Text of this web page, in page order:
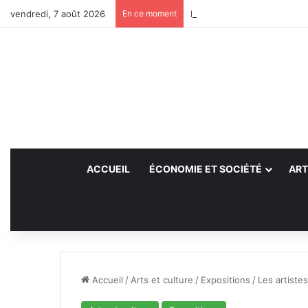
vendredi, 7 août 2026 En ce moment Des projets futurs pour les
ACCUEIL ÉCONOMIE ET SOCIÉTÉ
Accueil / Arts et culture / Expositions / Les